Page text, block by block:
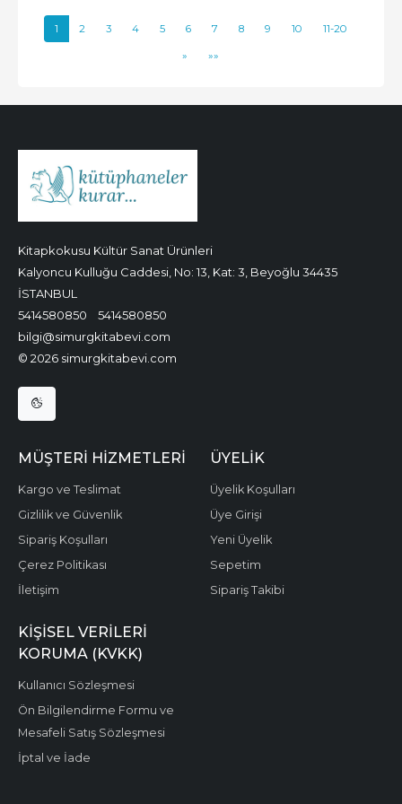
1 2 3 4 5 6 7 8 9 10 11-20
» »»
Kitapkokusu Kültür Sanat Ürünleri
Kalyoncu Kulluğu Caddesi, No: 13, Kat: 3, Beyoğlu 34435
İSTANBUL
5414580850
5414580850
bilgi@simurgkitabevi.com
© 2026 simurgkitabevi.com
MÜŞTERI HIZMETLERI
Kargo ve Teslimat
Gizlilik ve Güvenlik
Sipariş Koşulları
Çerez Politikası
İletişim
ÜYELIK
Üyelik Koşulları
Üye Girişi
Yeni Üyelik
Sepetim
Sipariş Takibi
KIŞISEL VERILERI
KORUMA (KVKK)
Kullanıcı Sözleşmesi
Ön Bilgilendirme Formu ve
Mesafeli Satış Sözleşmesi
İptal ve İade